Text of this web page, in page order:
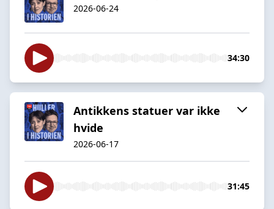
2026-06-24
34:30
Antikkens statuer var ikke
hvide
2026-06-17
31:45